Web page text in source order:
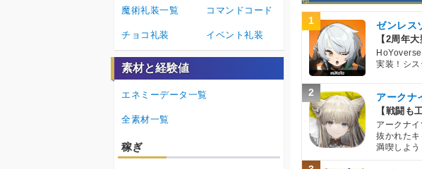
1 ゼンレス
【2周年
実装！シス
2 アークナ
【戦闘も
アークナ
抜かれた
満喫しよう
魔術礼装一覧 コマンドコード
チョコ礼装 イベント礼装
素材と経験値
エネミーデータ一覧
全素材一覧
稼ぎ